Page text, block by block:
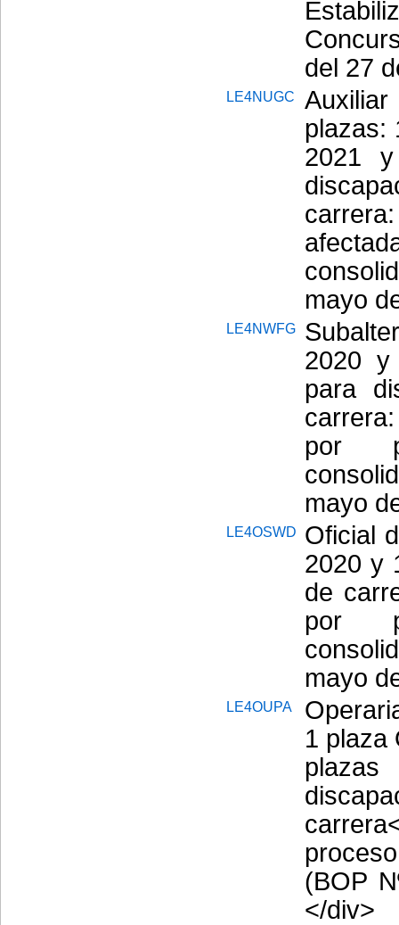
del 27
LE4NUGC
plazas:
2021
mayo
LE4NWFG
2020
para
por
mayo
LE4OSWD
Oficial
2020 y
de
por
mayo
LE4OUPA
1 plaza
(BOP
</div>